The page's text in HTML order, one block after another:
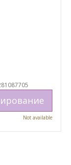
Not available